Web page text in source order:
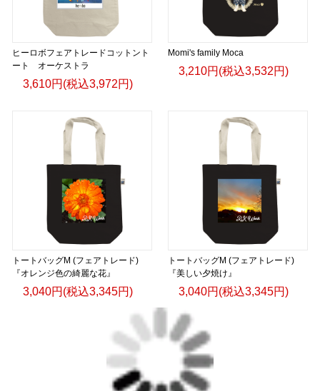
ヒーロボフェアトレードコットント
ート オーケストラ
3,610円(税込3,972円)
Momi's family Moca
3,210円(税込3,532円)
トートバッグM (フェアトレード)
『オレンジ色の綺麗な花』
3,040円(税込3,345円)
トートバッグM (フェアトレード)
『美しい夕焼け』
3,040円(税込3,345円)